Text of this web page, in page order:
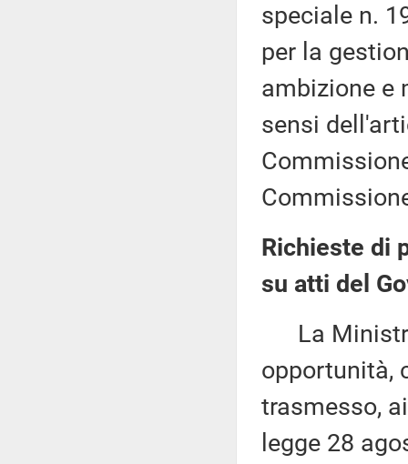
speciale n.
per la
ambizione e
sensi
Richieste di
su atti del
La
opportunità,
trasmesso,
legge 28